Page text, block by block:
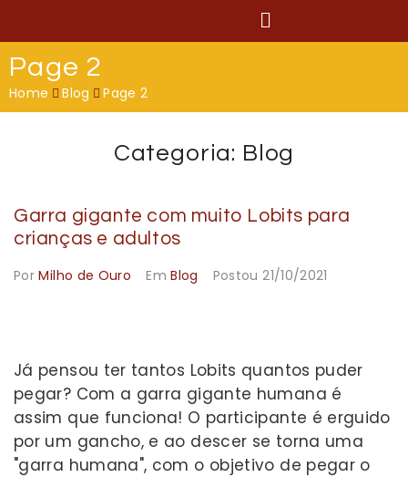
Page 2
Home Blog Page 2
Categoria: Blog
Garra gigante com muito Lobits para
crianças e adultos
PorMilho de Ouro EmBlog Postou21/10/2021
Já pensou ter tantos Lobits quantos puder
pegar? Com a garra gigante humana é
assim que funciona! O participante é erguido
por um gancho, e ao descer se torna uma
"garra humana", com o objetivo de pegar o